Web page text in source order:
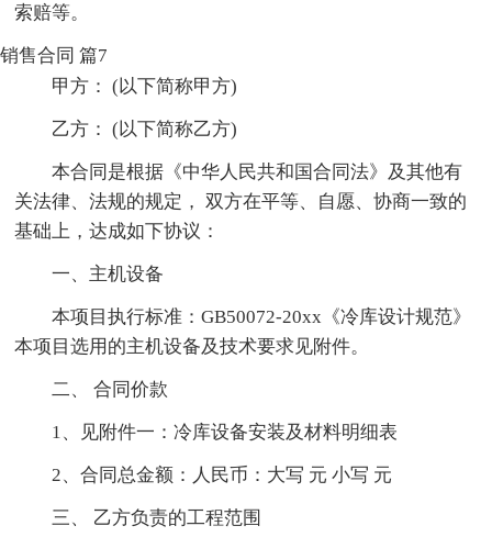
索赔等。
销售合同 篇7
甲方： (以下简称甲方)
乙方： (以下简称乙方)
本合同是根据《中华人民共和国合同法》及其他有
关法律、法规的规定， 双方在平等、自愿、协商一致的
基础上，达成如下协议：
一、主机设备
本项目执行标准：GB50072-20xx《冷库设计规范》
本项目选用的主机设备及技术要求见附件。
二、 合同价款
1、见附件一：冷库设备安装及材料明细表
2、合同总金额：人民币：大写 元 小写 元
三、 乙方负责的工程范围